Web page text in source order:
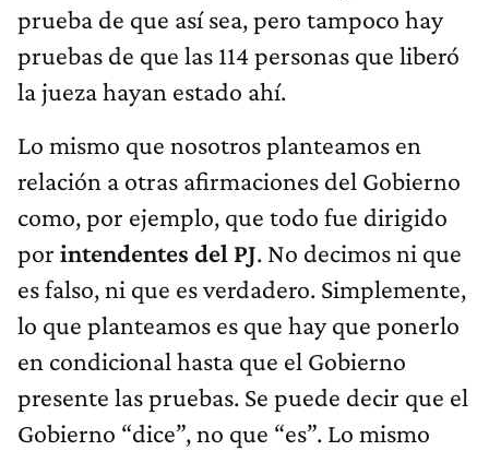
prueba de que así sea, pero tampoco hay
pruebas de que las 114 personas que liberó
la jueza hayan estado ahí.
Lo mismo que nosotros planteamos en
relación a otras afirmaciones del Gobierno
como, por ejemplo, que todo fue dirigido
por intendentes del PJ. No decimos ni que
es falso, ni que es verdadero. Simplemente,
lo que planteamos es que hay que ponerlo
en condicional hasta que el Gobierno
presente las pruebas. Se puede decir que el
Gobierno “dice”, no que “es”. Lo mismo